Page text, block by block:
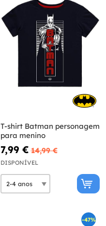
T-shirt Batman personagem
para menino
7,99 € 14,99 €
DISPONÍVEL
-47%